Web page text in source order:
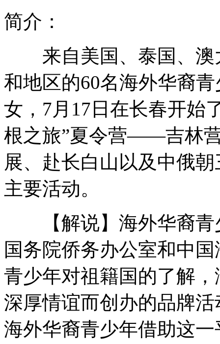
车辆不给救护车让道致男童身亡
暴雨侵袭江西56个县市 赣州陷汪洋
实拍记者采访旺旺食品厂大火遭打
山西运城恶犬咬伤多人 警民合力深夜将其击毙
女孩北京地铁殴打老人 痛下狠手拳打脚踢
简介：
来自美国、泰国、澳
和地区的60名海外华裔
女，7月17日在长春开始
根之旅”夏令营——吉林
展、赴长白山以及中俄
主要活动。
【解说】海外华裔青
国务院侨务办公室和中
青少年对祖籍国的了解
深厚情谊而创办的品牌
海外华裔青少年借助这